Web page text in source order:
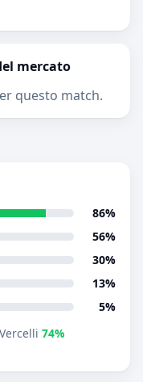
mercato
questo match.
86%
56%
30%
13%
5%
74%